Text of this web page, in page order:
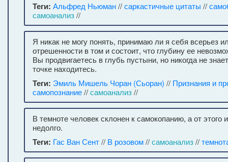
Теги: Альфред Ньюман//саркастичные цитаты //
самоанализ//
Я никак не могу понять, принимаю ли я себя всерьез
отрешенности в том и состоит, что глубину ее
Вы продвигаетесь в глубь пустыни, но никогда не
точке находитесь.
Теги: Эмиль Мишель Чоран (Сьоран) // Признания и
самопознание//самоанализ//
В темноте человек склонен к самокопанию, а от этого
недолго.
Теги: Гас Ван Сент// В розовом//самоанализ//